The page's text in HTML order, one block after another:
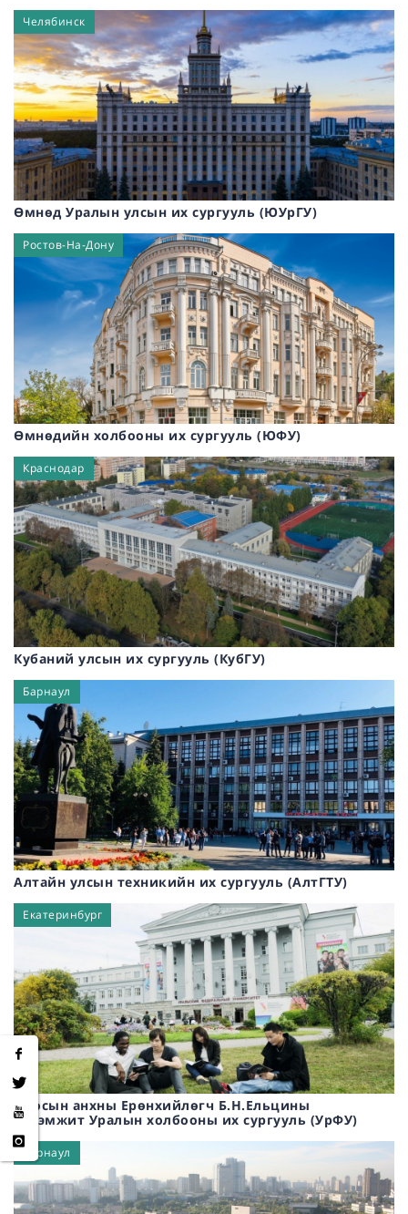
Соёл урлаг, Спорт(0)
Дүрслэх урлаг, Дизайн (0)
Тамбов(0)
Тюмень(0)
Волгоград(0)
Новочеркасск(0)
Белгород(0)
Майкоп(0)
Кемерово 0
Пермь
( 0)
Нижний Новгород(0)
Челябинск(0
Уфа (
Өмнөд Уралын улсын их сургууль (ЮУрГУ)
Челябинск
Өмнөдийн холбооны их сургууль (ЮФУ)
Ростов-На-Дону
Кубаний улсын их сургууль (КубГУ)
Краснодар
Алтайн улсын техникийн их сургууль (АлтГТУ)
Барнаул
Оросын анхны Ерөнхийлөгч Б.Н.Ельцины
нэрэмжит Уралын холбооны их сургууль (УрФУ)
Екатеринбург
Барнаул